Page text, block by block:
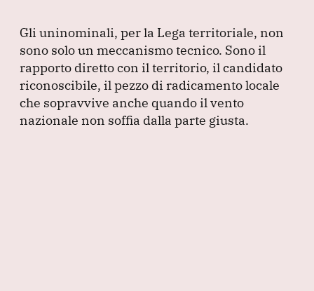
Gli uninominali, per la Lega territoriale, non
sono solo un meccanismo tecnico. Sono il
rapporto diretto con il territorio, il candidato
riconoscibile, il pezzo di radicamento locale
che sopravvive anche quando il vento
nazionale non soffia dalla parte giusta.